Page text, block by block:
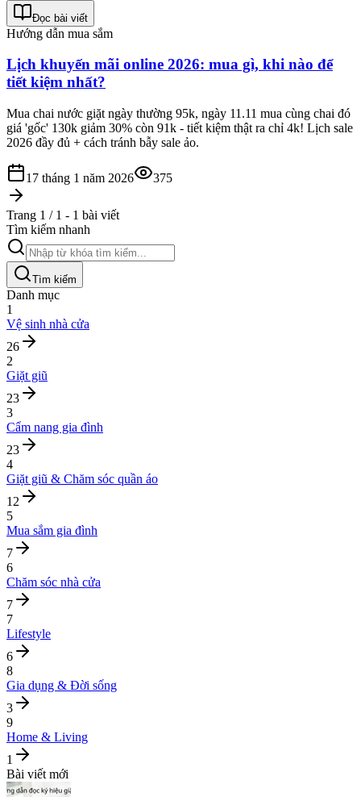
Đọc bài viết
Hướng dẫn mua sắm
Lịch khuyến mãi online 2026: mua gì, khi nào để
tiết kiệm nhất?
Mua chai nước giặt ngày thường 95k, ngày 11.11 mua cùng chai đó
giá 'gốc' 130k giảm 30% còn 91k - tiết kiệm thật ra chỉ 4k! Lịch sale
2026 đầy đủ + cách tránh bẫy sale ảo.
17 tháng 1 năm 2026 375
Trang 1 / 1 - 1 bài viết
Tìm kiếm nhanh
Tìm kiếm
Danh mục
1
Vệ sinh nhà cửa
26
2
Giặt giũ
23
3
Cẩm nang gia đình
23
4
Giặt giũ & Chăm sóc quần áo
12
5
Mua sắm gia đình
7
6
Chăm sóc nhà cửa
7
7
Lifestyle
6
8
Gia dụng & Đời sống
3
9
Home & Living
1
Bài viết mới